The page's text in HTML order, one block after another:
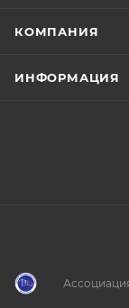
КОМПАНИЯ
ИНФОРМАЦИЯ